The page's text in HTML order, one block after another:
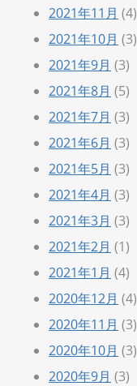
2021年11月 (4)
2021年10月 (3)
2021年9月 (3)
2021年8月 (5)
2021年7月 (3)
2021年6月 (3)
2021年5月 (3)
2021年4月 (3)
2021年3月 (3)
2021年2月 (1)
2021年1月 (4)
2020年12月 (4)
2020年11月 (3)
2020年10月 (3)
2020年9月 (3)